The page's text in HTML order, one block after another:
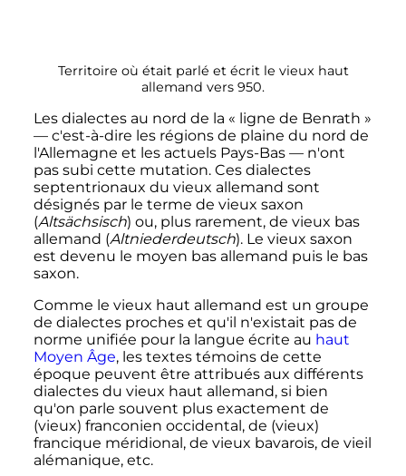
Territoire où était parlé et écrit le vieux haut
allemand vers 950.
Les dialectes au nord de la « ligne de Benrath »
— c'est-à-dire les régions de plaine du nord de
l'Allemagne et les actuels Pays-Bas —n'ont
pas subi cette mutation. Ces dialectes
septentrionaux du vieux allemand sont
désignés par le terme de vieux saxon
(Altsächsisch) ou, plus rarement, de vieux bas
allemand (Altniederdeutsch). Le vieux saxon
est devenu le moyen bas allemand puis le bas
saxon.
Comme le vieux haut allemand est un groupe
de dialectes proches et qu'il n'existait pas de
norme unifiée pour la langue écrite au haut
Moyen Âge, les textes témoins de cette
époque peuvent être attribués aux différents
dialectes du vieux haut allemand, si bien
qu'on parle souvent plus exactement de
(vieux) franconien occidental, de (vieux)
francique méridional, de vieux bavarois, de vieil
alémanique, etc.